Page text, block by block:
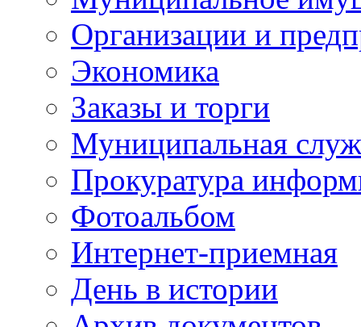
Организации и
Экономика
Заказы и торги
Муниципальная
Прокуратура
Фотоальбом
Интернет-приемная
День в истории